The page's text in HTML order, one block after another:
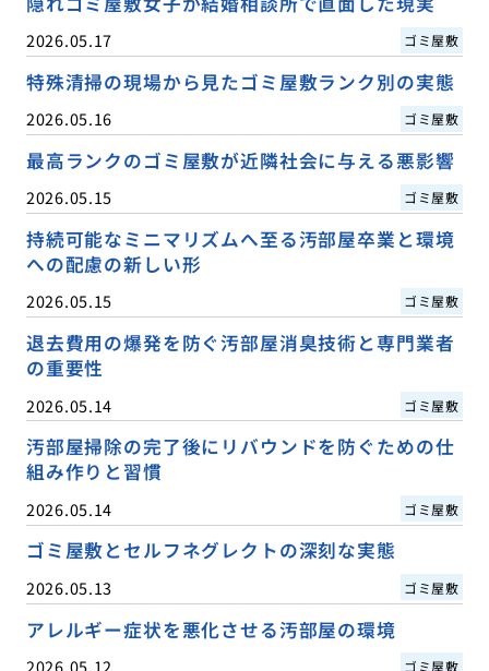
2026.05.17 ゴミ屋敷
特殊清掃の現場から見たゴミ屋敷ランク別の実態
2026.05.16 ゴミ屋敷
最高ランクのゴミ屋敷が近隣社会に与える悪影響
2026.05.15 ゴミ屋敷
持続可能なミニマリズムへ至る汚部屋卒業と環境
への配慮の新しい形
2026.05.15 ゴミ屋敷
退去費用の爆発を防ぐ汚部屋消臭技術と専門業者
の重要性
2026.05.14 ゴミ屋敷
汚部屋掃除の完了後にリバウンドを防ぐための仕
組み作りと習慣
2026.05.14 ゴミ屋敷
ゴミ屋敷とセルフネグレクトの深刻な実態
2026.05.13 ゴミ屋敷
アレルギー症状を悪化させる汚部屋の環境
2026.05.12 ゴミ屋敷